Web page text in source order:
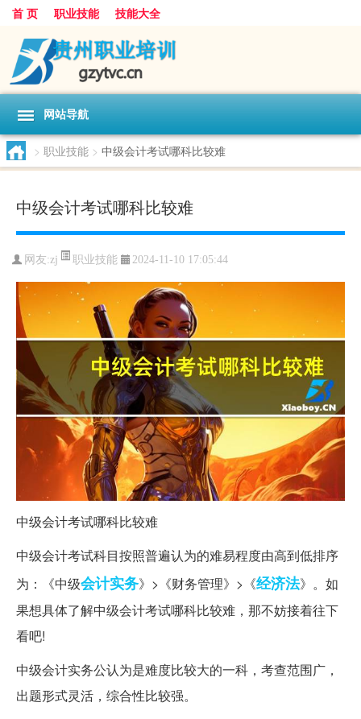
首 页 职业技能 技能大全
网站导航
> 职业技能 > 中级会计考试哪科比较难
中级会计考试哪科比较难
网友:zj 职业技能 2024-11-10 17:05:44
中级会计考试哪科比较难
中级会计考试科目按照普遍认为的难易程度由高到低排序
为：《中级会计实务》>《财务管理》>《经济法》。如
果想具体了解中级会计考试哪科比较难，那不妨接着往下
看吧!
中级会计实务公认为是难度比较大的一科，考查范围广，
出题形式灵活，综合性比较强。